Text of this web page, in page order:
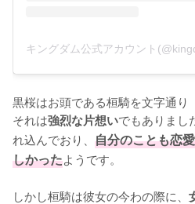
黒桜はお頭である桓騎を文字通り
それは強烈な片想いでもありまし
れ込んでおり、 自分のことも恋
しかったようです。
しかし桓騎は彼女の今わの際に、